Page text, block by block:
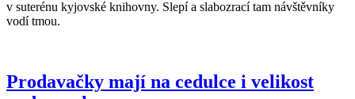
v suterénu kyjovské knihovny. Slepí a slabozrací tam návštěvníky
vodí tmou.
Prodavačky mají na cedulce i velikost